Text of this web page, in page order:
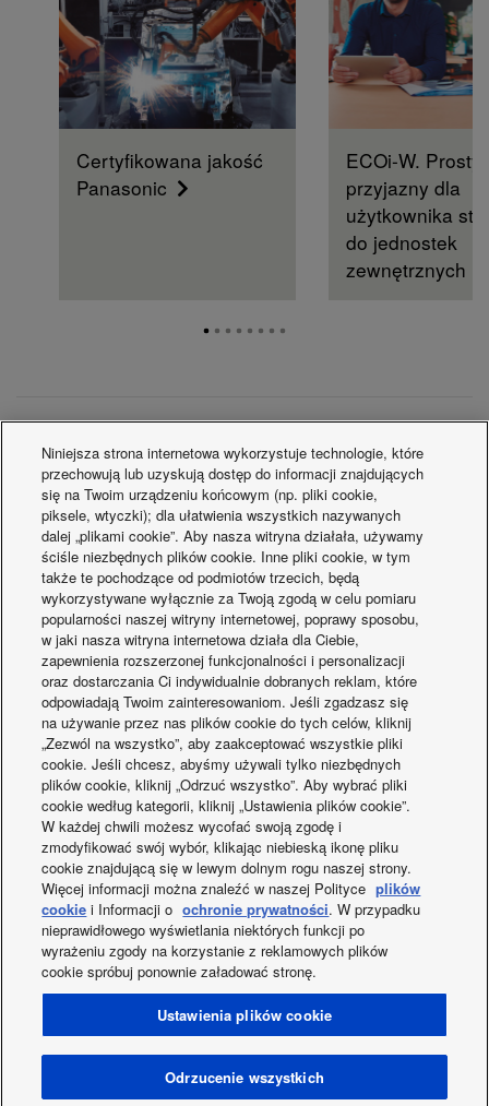
Certyfikowana jakość
Panasonic
ECOi-W. Prosty,
przyjazny dla
użytkownika
do jednostek
zewnętrznych
Chłodnictwo
Chłodnictwo: wybierz
zielone rozwiązanie
oferowane przez
Panasonic
Chłodnictwo.
Technologia
Facebook Instagram Youtube
LinkedIn
O nas
Kontakt z nami Mapa strony
Warunki korzystania
Polityka prywatności
Wykorzystanie plików cookies
Data Act
Co nowego? Etykiety energetyczne
OWS
Region / Kraj
Polityka prywatności (CC)
Niniejsza strona internetowa wykorzystuje technologie, które
przechowują lub uzyskują dostęp do informacji znajdujących
się na Twoim urządzeniu końcowym (np. pliki cookie,
piksele, wtyczki); dla ułatwienia wszystkich nazywanych
dalej „plikami cookie”. Aby nasza witryna działała, używamy
ściśle niezbędnych plików cookie. Inne pliki cookie, w tym
także te pochodzące od podmiotów trzecich, będą
wykorzystywane wyłącznie za Twoją zgodą w celu pomiaru
popularności naszej witryny internetowej, poprawy sposobu,
w jaki nasza witryna internetowa działa dla Ciebie,
zapewnienia rozszerzonej funkcjonalności i personalizacji
oraz dostarczania Ci indywidualnie dobranych reklam, które
odpowiadają Twoim zainteresowaniom. Jeśli zgadzasz się
na używanie przez nas plików cookie do tych celów, kliknij
„Zezwól na wszystko”, aby zaakceptować wszystkie pliki
cookie. Jeśli chcesz, abyśmy używali tylko niezbędnych
plików cookie, kliknij „Odrzuć wszystko”. Aby wybrać pliki
cookie według kategorii, kliknij „Ustawienia plików cookie”.
W każdej chwili możesz wycofać swoją zgodę i
zmodyfikować swój wybór, klikając niebieską ikonę pliku
cookie znajdującą się w lewym dolnym rogu naszej strony.
Więcej informacji można znaleźć w naszej Polityce plików
cookie i Informacji o ochronie prywatności. W przypadku
nieprawidłowego wyświetlania niektórych funkcji po
wyrażeniu zgody na korzystanie z reklamowych plików
cookie spróbuj ponownie załadować stronę.
Ustawienia plików cookie
Odrzucenie wszystkich